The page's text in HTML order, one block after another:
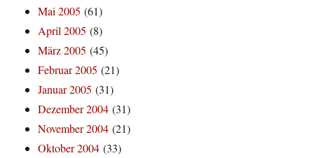
Mai 2005 (61)
April 2005 (8)
März 2005 (45)
Februar 2005 (21)
Januar 2005 (31)
Dezember 2004 (31)
November 2004 (21)
Oktober 2004 (33)